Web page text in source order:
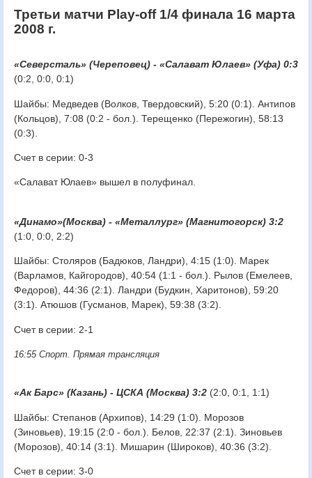
Третьи матчи Play-off 1/4 финала 16 марта
2008 г.
«Северсталь» (Череповец) - «Салават Юлаев» (Уфа) 0:3
(0:2, 0:0, 0:1)
Шайбы: Медведев (Волков, Твердовский), 5:20 (0:1). Антипов
(Кольцов), 7:08 (0:2 - бол.). Терещенко (Пережогин), 58:13
(0:3).
Счет в серии: 0-3
«Салават Юлаев» вышел в полуфинал.
«Динамо»(Москва) - «Металлург» (Магнитогорск) 3:2
(1:0, 0:0, 2:2)
Шайбы: Столяров (Бадюков, Ландри), 4:15 (1:0). Марек
(Варламов, Кайгородов), 40:54 (1:1 - бол.). Рылов (Емелеев,
Федоров), 44:36 (2:1). Ландри (Будкин, Харитонов), 59:20
(3:1). Атюшов (Гусманов, Марек), 59:38 (3:2).
Счет в серии: 2-1
16:55 Спорт. Прямая трансляция
«Ак Барс» (Казань) - ЦСКА (Москва) 3:2 (2:0, 0:1, 1:1)
Шайбы: Степанов (Архипов), 14:29 (1:0). Морозов
(Зиновьев), 19:15 (2:0 - бол.). Белов, 22:37 (2:1). Зиновьев
(Морозов), 40:14 (3:1). Мишарин (Широков), 40:36 (3:2).
Счет в серии: 3-0